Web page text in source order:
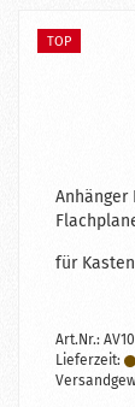
TOP
für
Art.Nr.:
Lieferzeit: